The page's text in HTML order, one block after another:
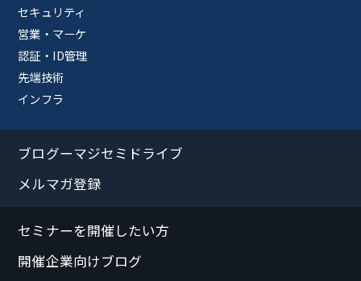
セキュリティ
営業・マーケ
認証・ID管理
先端技術
インフラ
ブログーマジセミドライブ
メルマガ登録
セミナーを開催したい方
開催企業向けブログ